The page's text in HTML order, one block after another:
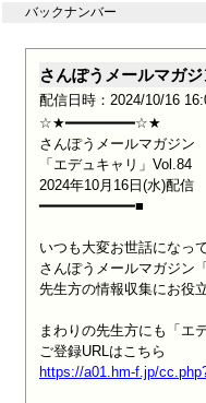
バックナンバー
さんぽうメールマガ
配信日時：2024/10/16
☆★━━━━━━━━☆★
さんぽうメールマガジン
「エデュキャリ」Vol.84
2024年10月16日(水)配信
━━━━━━━━━━━■
いつも大変お世話になっ
さんぽうメールマガジン
先生方の情報収集にお役
まわりの先生方にも「エ
https://a01.hm-f.jp/